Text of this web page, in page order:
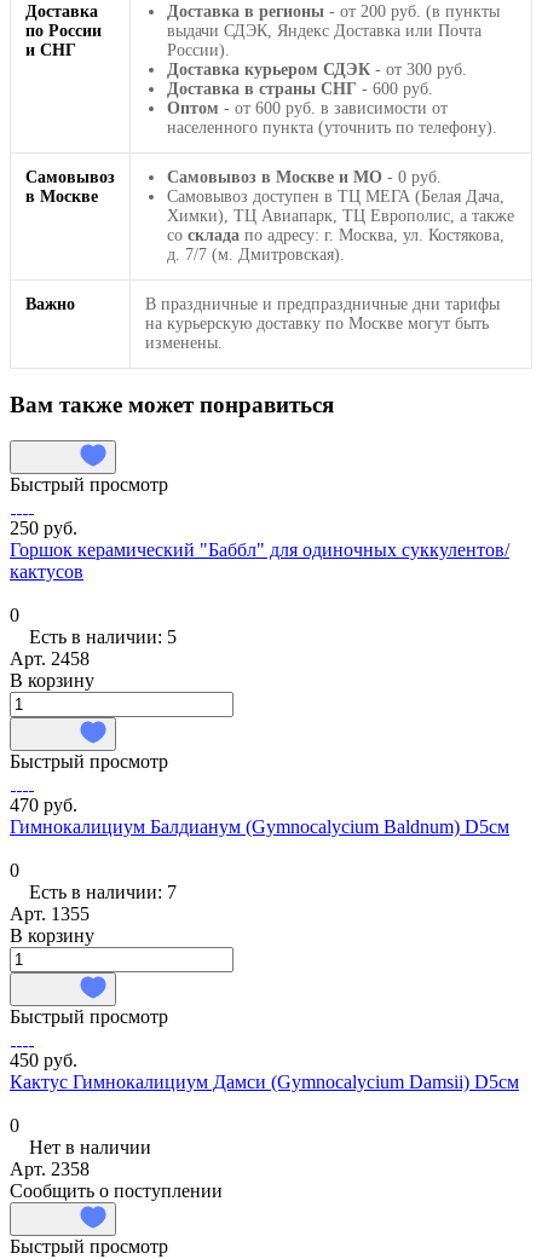
Доставка
по России
и СНГ
Доставка в регионы - от 200 руб. (в пункты
выдачи СДЭК, Яндекс Доставка или Почта
России).
Доставка курьером СДЭК - от 300 руб.
Доставка в страны СНГ - 600 руб.
Оптом - от 600 руб. в зависимости от
населенного пункта (уточнить по телефону).
Самовывоз
в Москве
Самовывоз в Москве и МО - 0 руб.
Самовывоз доступен в ТЦ МЕГА (Белая Дача,
Химки), ТЦ Авиапарк, ТЦ Европолис, а также
со склада по адресу: г. Москва, ул. Костякова,
д. 7/7 (м. Дмитровская).
Важно
В праздничные и предпраздничные дни тарифы
на курьерскую доставку по Москве могут быть
изменены.
Вам также может понравиться
Быстрый просмотр
250 руб.
Горшок керамический "Баббл" для одиночных суккулентов/
кактусов
0
Есть в наличии: 5
Арт. 2458
В корзину
Быстрый просмотр
470 руб.
Гимнокалициум Балдианум (Gymnocalycium Baldnum) D5см
0
Есть в наличии: 7
Арт. 1355
В корзину
Быстрый просмотр
450 руб.
Кактус Гимнокалициум Дамси (Gymnocalycium Damsii) D5см
0
Нет в наличии
Арт. 2358
Сообщить о поступлении
Быстрый просмотр